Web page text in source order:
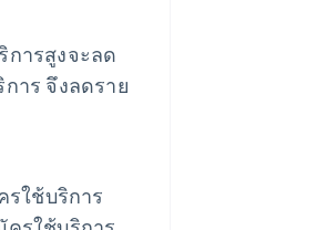
การสูงจะลด
าร จึงลดราย
รใช้บริการ